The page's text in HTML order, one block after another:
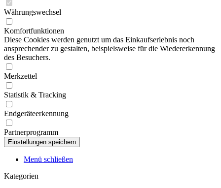
Währungswechsel
Komfortfunktionen
Diese Cookies werden genutzt um das Einkaufserlebnis noch
ansprechender zu gestalten, beispielsweise für die Wiedererkennung
des Besuchers.
Merkzettel
Statistik & Tracking
Endgeräteerkennung
Partnerprogramm
Menü schließen
Kategorien